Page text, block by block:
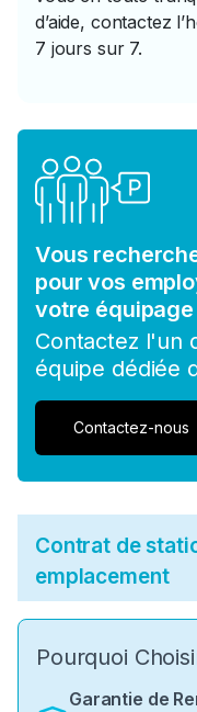
d’aide, contactez
7 jours sur 7.
Vous
pour vos
votre équipage
Contactez l'un
équipe dédiée
Contactez-nous
Contrat de
emplacement
Pourquoi
Garantie de